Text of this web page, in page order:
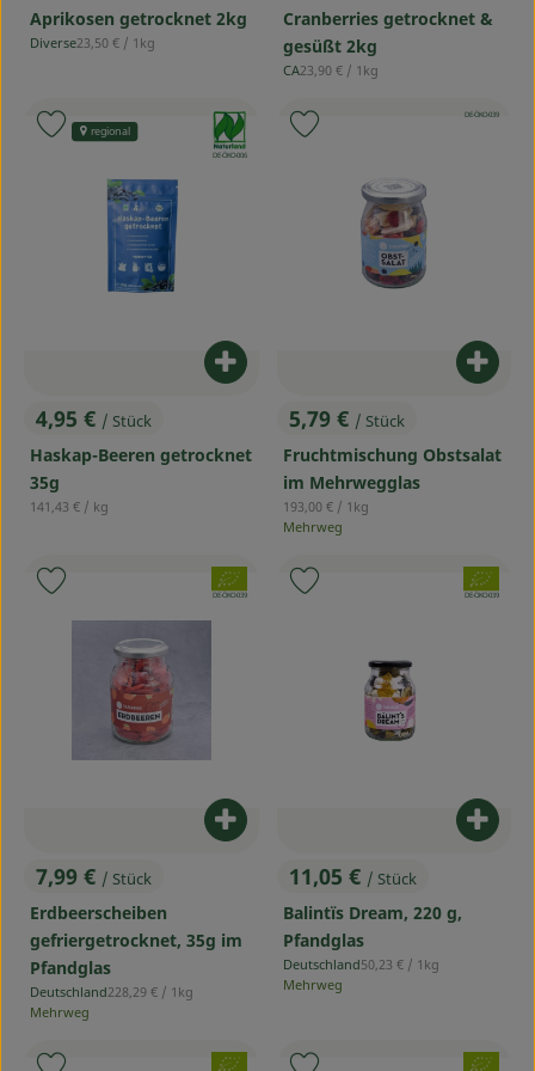
Aprikosen getrocknet 2kg
, Herkunft:
Diverse, Referenzpreis:
23,50 € / 1kg
Cranberries getrocknet &
gesüßt 2kg
, Herkunft:
CA, Referenzpreis:
23,90 € / 1kg
, Preis:
4,95 € / Stück
Haskap-Beeren getrocknet
35g
, Referenzpreis:
141,43 € / kg
Produkt zum Warenkorb
, Verband:
, Kontrollstelle:
DE-ÖKO-006
regional
Produkt zu Favouriten hinzufügen
, Preis:
5,79 € / Stück
Fruchtmischung Obstsalat
im Mehrwegglas
, Referenzpreis:
193,00 € / 1kg
Mehrweg
, Kontrollstelle:
DE-ÖKO-039
, Preis:
7,99 € / Stück
Erdbeerscheiben
gefriergetrocknet, 35g im
Pfandglas
, Herkunft:
Deutschland, Referenzpreis:
228,29 € / 1kg
Mehrweg
Produkt zum Warenkorb
, Verband:
, Kontrollstelle:
DE-ÖKO-039
Produkt zu Favouriten hinzufügen
, Preis:
11,05 € / Stück
Balintïs Dream, 220 g,
Pfandglas
, Herkunft:
Deutschland, Referenzpreis:
50,23 € / 1kg
Mehrweg
, Verband:
, Kontrollstelle:
DE-ÖKO-039
Produkt zu Favouriten
, Verband: , Verband: